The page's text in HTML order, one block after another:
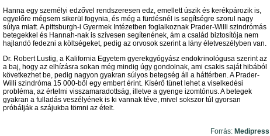
Hanna egy személyi edzővel rendszeresen edz, emellett úszik és kerékpározik is,
egyelőre mégsem sikerül fogynia, és még a fürdésnél is segítségre szorul nagy
súlya miatt. A pittsburgh-i Gyermek Intézetben foglalkoznak Prader-Willi szindrómás
betegekkel és Hannah-nak is szívesen segítenének, ám a család biztosítója nem
hajlandó fedezni a költségeket, pedig az orvosok szerint a lány életveszélyben van.
Dr. Robert Lustig, a Kalifornia Egyetem gyerekgyógyász endokrinológusa szerint az
a baj, hogy az elhízásra sokan még mindig úgy gondolnak, ami csakis saját hibából
következhet be, pedig nagyon gyakran súlyos betegség áll a háttérben. A Prader-
Willi szindróma 15 000-ből egy embert érint. Kísérő tünet lehet a viselkedési
probléma, az értelmi visszamaradottság, illetve a gyenge izomtónus. A betegek
gyakran a fulladás veszélyének is ki vannak téve, mivel sokszor túl gyorsan
próbálják a szájukba tömni az ételt.
Forrás: Medipress